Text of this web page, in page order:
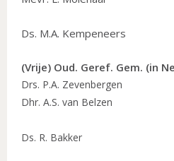
Ds. M.A. Kempeneers
(Vrije) Oud. Geref. Gem. (in
Drs. P.A. Zevenbergen
Dhr. A.S. van Belzen
Ds. R. Bakker